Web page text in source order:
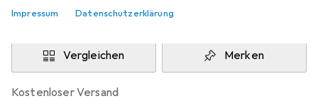
Impressum Datenschutzerklärung
In den Warenkorb
Vergleichen Merken
kostenloser Versand